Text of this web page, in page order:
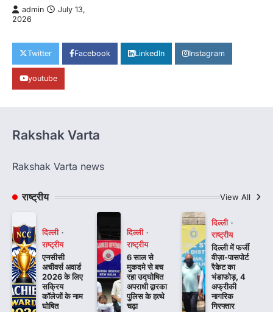
admin
July 13,
2026
Twitter Facebook LinkedIn Instagram
youtube
Rakshak Varta
Rakshak Varta news
राष्ट्रीय View All
दिल्ली
राष्ट्रीय
एनसीसी
अचीवर्स अवार्ड
2026 के लिए
सक्रिय
कॉलेजों के नाम
घोषित
दिल्ली
राष्ट्रीय
6 साल से
मुकदमे से बच
रहा उद्घोषित
अपराधी द्वारका
पुलिस के हत्थे
चढ़ा
दिल्ली
राष्ट्रीय
दिल्ली में फर्जी
वीज़ा-पासपोर्ट
रैकेट का
भंडाफोड़, 4
अफ्रीकी
नागरिक
गिरफ्तार